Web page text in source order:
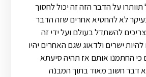
על הדבר הזה זה יכול לחסוך
לא להחטיא אחרים שזה הדבר
להשתדל בעולם ועל ידי זה
ישרים ולדאוג שגם האחרים יהיו
כי החתמנו אותם אז תהיה סיעתא
דבר חשוב מאוד בתוך המבנה